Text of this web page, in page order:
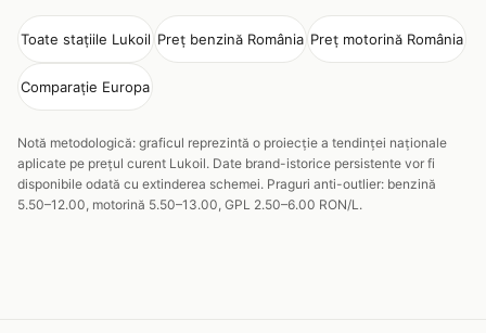
Toate stațiile Lukoil Preț benzină România Preț motorină România
Comparație Europa
Notă metodologică: graficul reprezintă o proiecție a tendinței naționale
aplicate pe prețul curent Lukoil. Date brand-istorice persistente vor fi
disponibile odată cu extinderea schemei. Praguri anti-outlier: benzină
5.50–12.00, motorină 5.50–13.00, GPL 2.50–6.00 RON/L.